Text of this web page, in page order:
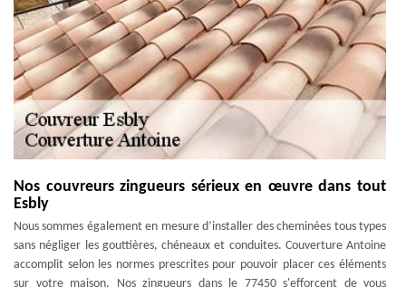
Nos couvreurs zingueurs sérieux en œuvre dans tout
Esbly
Nous sommes également en mesure d’installer des cheminées tous types
sans négliger les gouttières, chéneaux et conduites. Couverture Antoine
accomplit selon les normes prescrites pour pouvoir placer ces éléments
sur votre maison. Nos zingueurs dans le 77450 s'efforcent de vous